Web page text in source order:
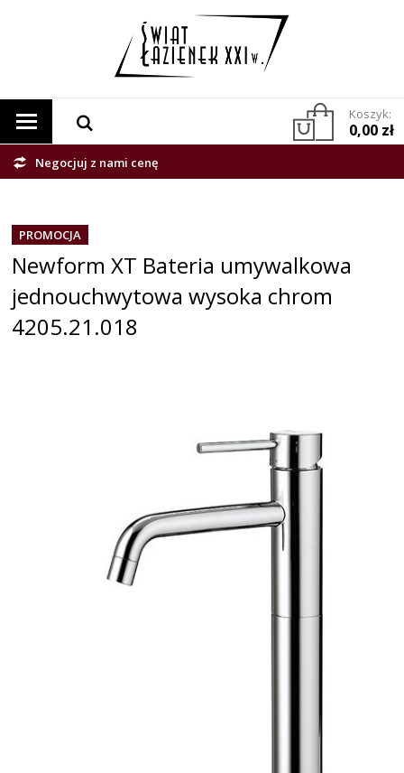
Koszyk:
0,00 zł
Negocjuj z nami cenę
PROMOCJA
Newform XT Bateria umywalkowa
jednouchwytowa wysoka chrom
4205.21.018